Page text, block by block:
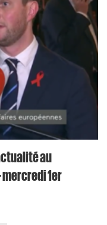
au
mercredi 1er